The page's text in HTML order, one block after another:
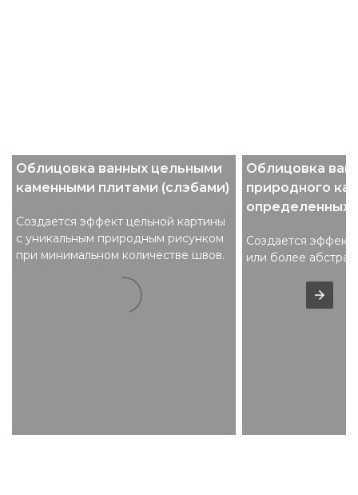
Облицовка ванных цельными
каменными плитами (слэбами)
Создается эффект цельной картины
с уникальным природным рисунком
при минимальном количестве швов.
Облицовка
природного
определенных
Создается
или более